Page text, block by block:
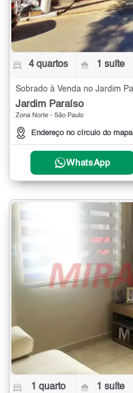
4 quartos 1 suíte
Sobrado à Venda no Jardim
Jardim Paraíso
Zona Norte - São Paulo
Endereço no círculo do mapa
WhatsApp
1 quarto 1 suíte